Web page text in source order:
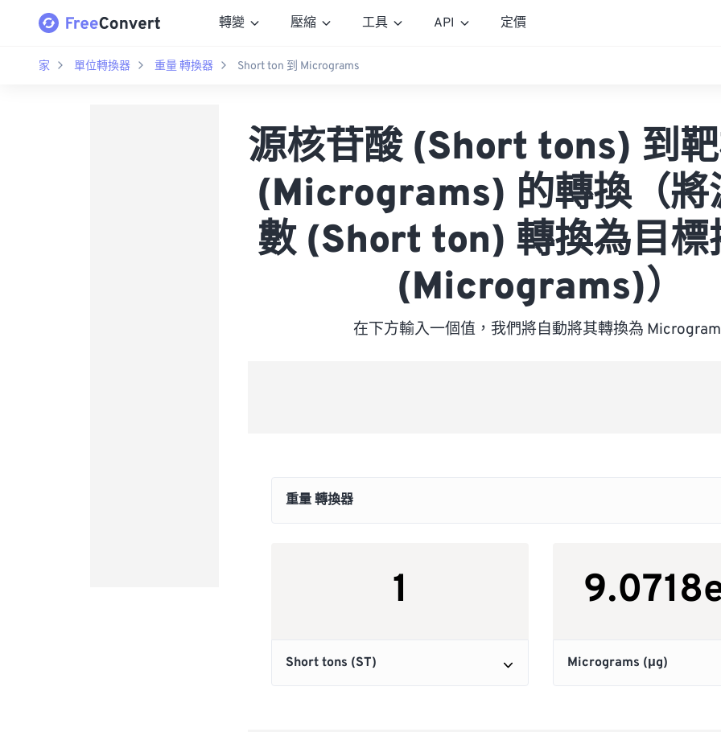
轉變 壓縮 工具 API 定價
家 單位轉換器 重量 轉換器 Short ton 到 Micrograms
源核苷酸 (Short tons) 到
(Micrograms) 的轉換（將
數 (Short ton) 轉換為目標
(Micrograms)）
在下方輸入一個值，我們將自動將其轉換為